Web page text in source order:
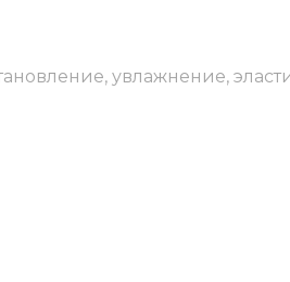
увлажнение,